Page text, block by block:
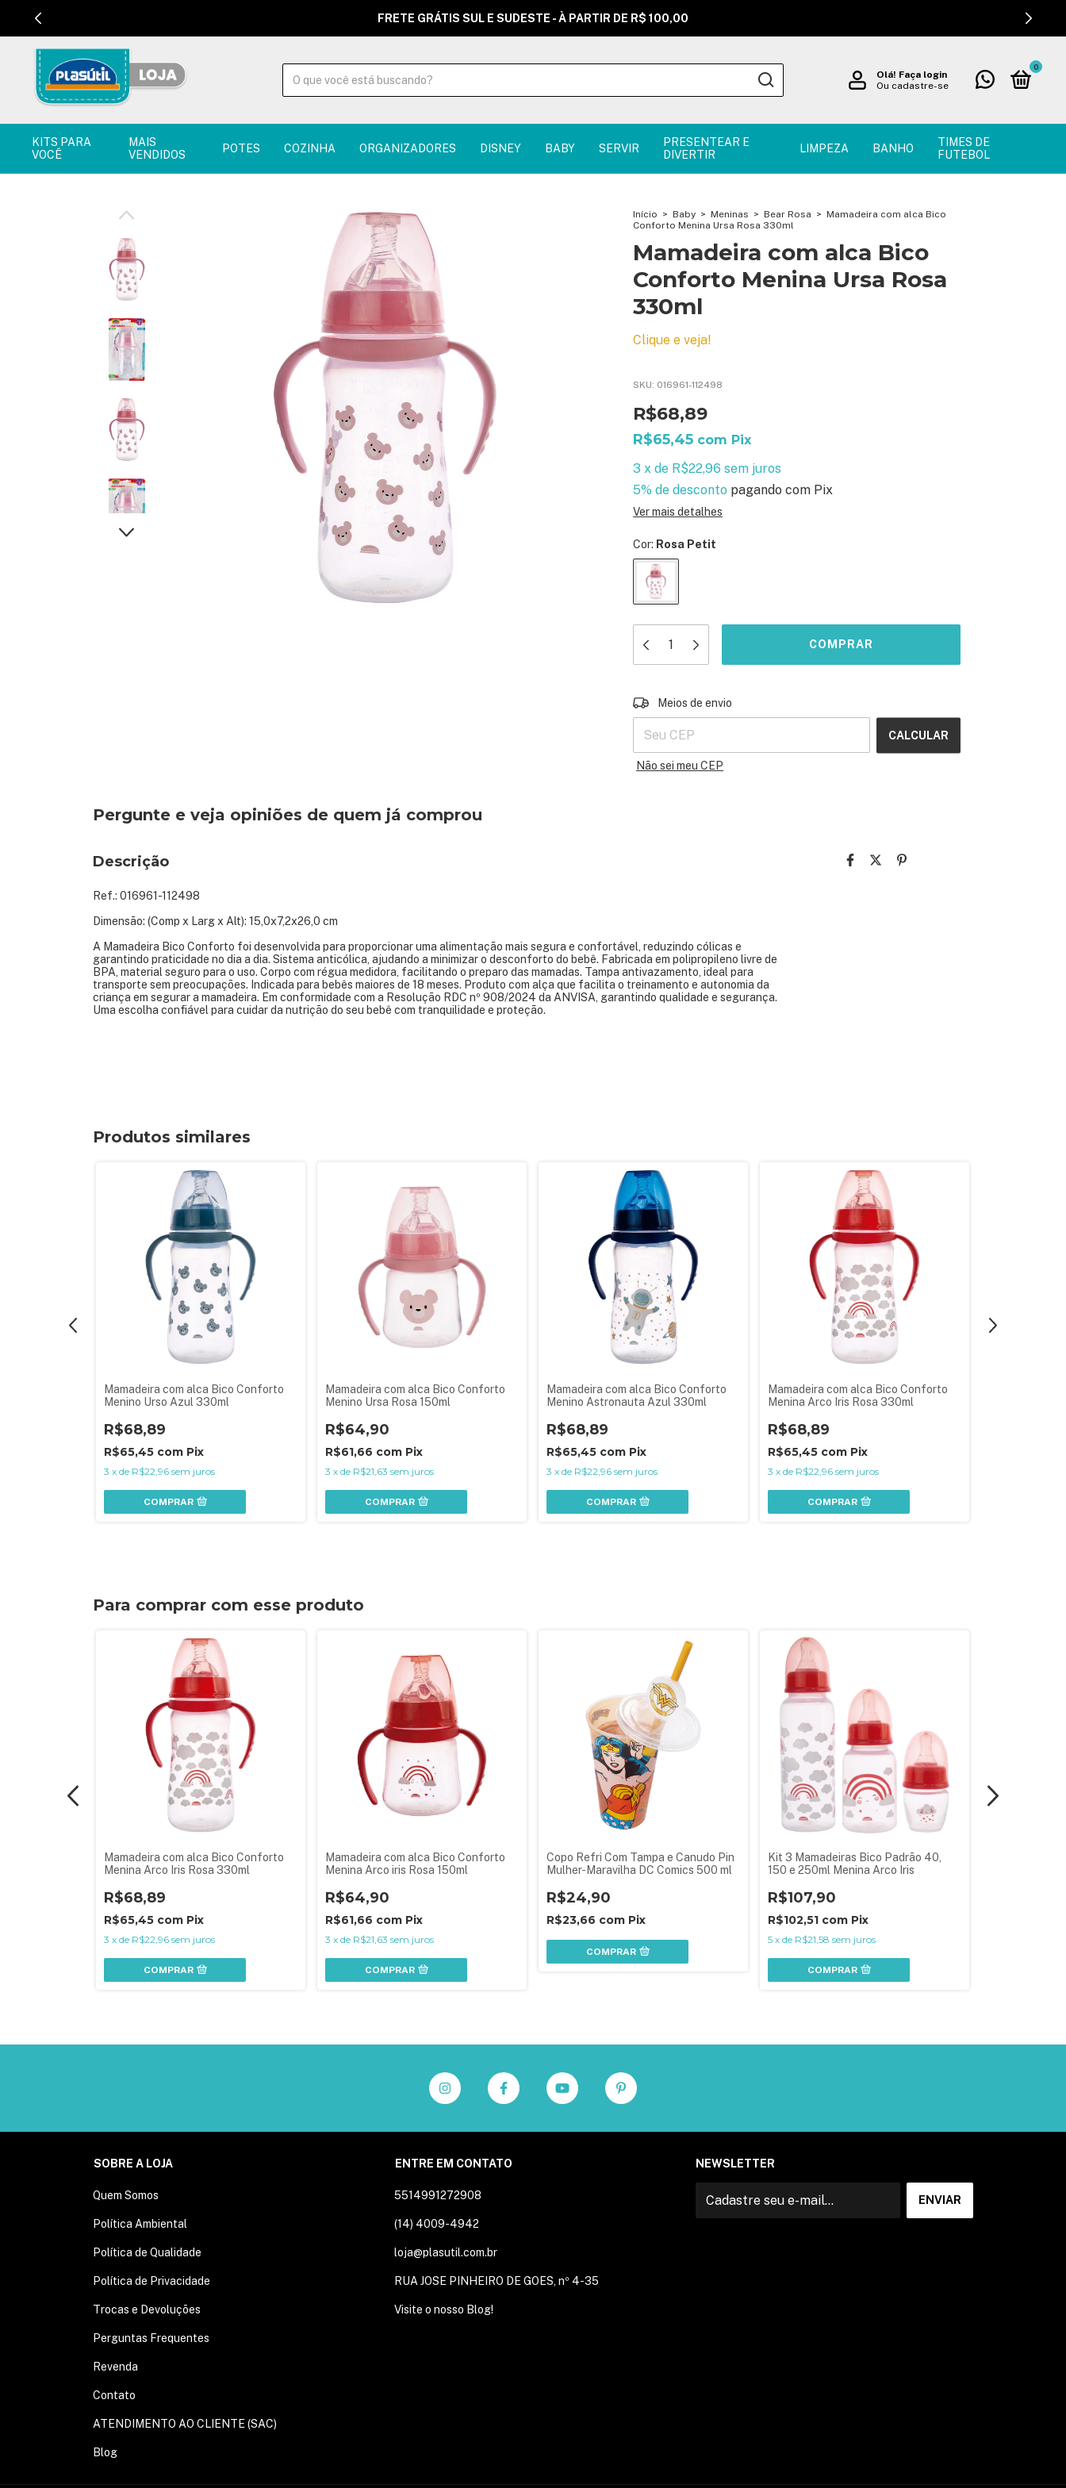
FRETE GRÁTIS SUL E SUDESTE - À PARTIR DE R$ 100,00
Olá! Faça login
Ou cadastre-se
0
KITS PARA
VOCÊ
MAIS
VENDIDOS
POTES COZINHA ORGANIZADORES DISNEY BABY SERVIR
PRESENTEAR E
DIVERTIR
LIMPEZA BANHO
TIMES DE
FUTEBOL
Início > Baby > Meninas > Bear Rosa > Mamadeira com alca Bico
Conforto Menina Ursa Rosa 330ml
Mamadeira com alca Bico
Conforto Menina Ursa Rosa
330ml
Clique e veja!
SKU: 016961-112498
R$68,89
R$65,45 com Pix
3 x de R$22,96 sem juros
5% de desconto pagando com Pix
Ver mais detalhes
Cor: Rosa Petit
Entregas para o CEP:
Meios de envio
CALCULAR
Não sei meu CEP
Pergunte e veja opiniões de quem já comprou
Descrição
Ref.: 016961-112498
Dimensão: (Comp x Larg x Alt): 15,0x7,2x26,0 cm
A Mamadeira Bico Conforto foi desenvolvida para proporcionar uma alimentação mais segura e confortável, reduzindo cólicas e
garantindo praticidade no dia a dia. Sistema anticólica, ajudando a minimizar o desconforto do bebê. Fabricada em polipropileno livre de
BPA, material seguro para o uso. Corpo com régua medidora, facilitando o preparo das mamadas. Tampa antivazamento, ideal para
transporte sem preocupações. Indicada para bebês maiores de 18 meses. Produto com alça que facilita o treinamento e autonomia da
criança em segurar a mamadeira. Em conformidade com a Resolução RDC nº 908/2024 da ANVISA, garantindo qualidade e segurança.
Uma escolha confiável para cuidar da nutrição do seu bebê com tranquilidade e proteção.
Produtos similares
Mamadeira com alca Bico Conforto
Menino Urso Azul 330ml
R$68,89
R$65,45 com Pix
3 x de R$22,96 sem juros
COMPRAR
Mamadeira com alca Bico Conforto
Menino Ursa Rosa 150ml
R$64,90
R$61,66 com Pix
3 x de R$21,63 sem juros
COMPRAR
Mamadeira com alca Bico Conforto
Menino Astronauta Azul 330ml
R$68,89
R$65,45 com Pix
3 x de R$22,96 sem juros
COMPRAR
Mamadeira com alca Bico Conforto
Menina Arco Iris Rosa 330ml
R$68,89
R$65,45 com Pix
3 x de R$22,96 sem juros
COMPRAR
Para comprar com esse produto
Mamadeira com alca Bico Conforto
Menina Arco Iris Rosa 330ml
R$68,89
R$65,45 com Pix
3 x de R$22,96 sem juros
COMPRAR
Mamadeira com alca Bico Conforto
Menina Arco iris Rosa 150ml
R$64,90
R$61,66 com Pix
3 x de R$21,63 sem juros
COMPRAR
Copo Refri Com Tampa e Canudo Pin
Mulher-Maravilha DC Comics 500 ml
R$24,90
R$23,66 com Pix
COMPRAR
Kit 3 Mamadeiras Bico Padrão 40,
150 e 250ml Menina Arco Iris
R$107,90
R$102,51 com Pix
5 x de R$21,58 sem juros
COMPRAR
SOBRE A LOJA
Quem Somos
Política Ambiental
Política de Qualidade
Política de Privacidade
Trocas e Devoluções
Perguntas Frequentes
Revenda
Contato
ATENDIMENTO AO CLIENTE (SAC)
Blog
ENTRE EM CONTATO
5514991272908
(14) 4009-4942
loja@plasutil.com.br
RUA JOSE PINHEIRO DE GOES, nº 4-35
Visite o nosso Blog!
NEWSLETTER